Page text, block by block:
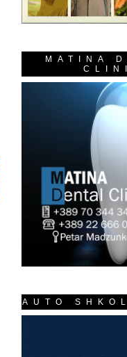
MATINA
AUTO